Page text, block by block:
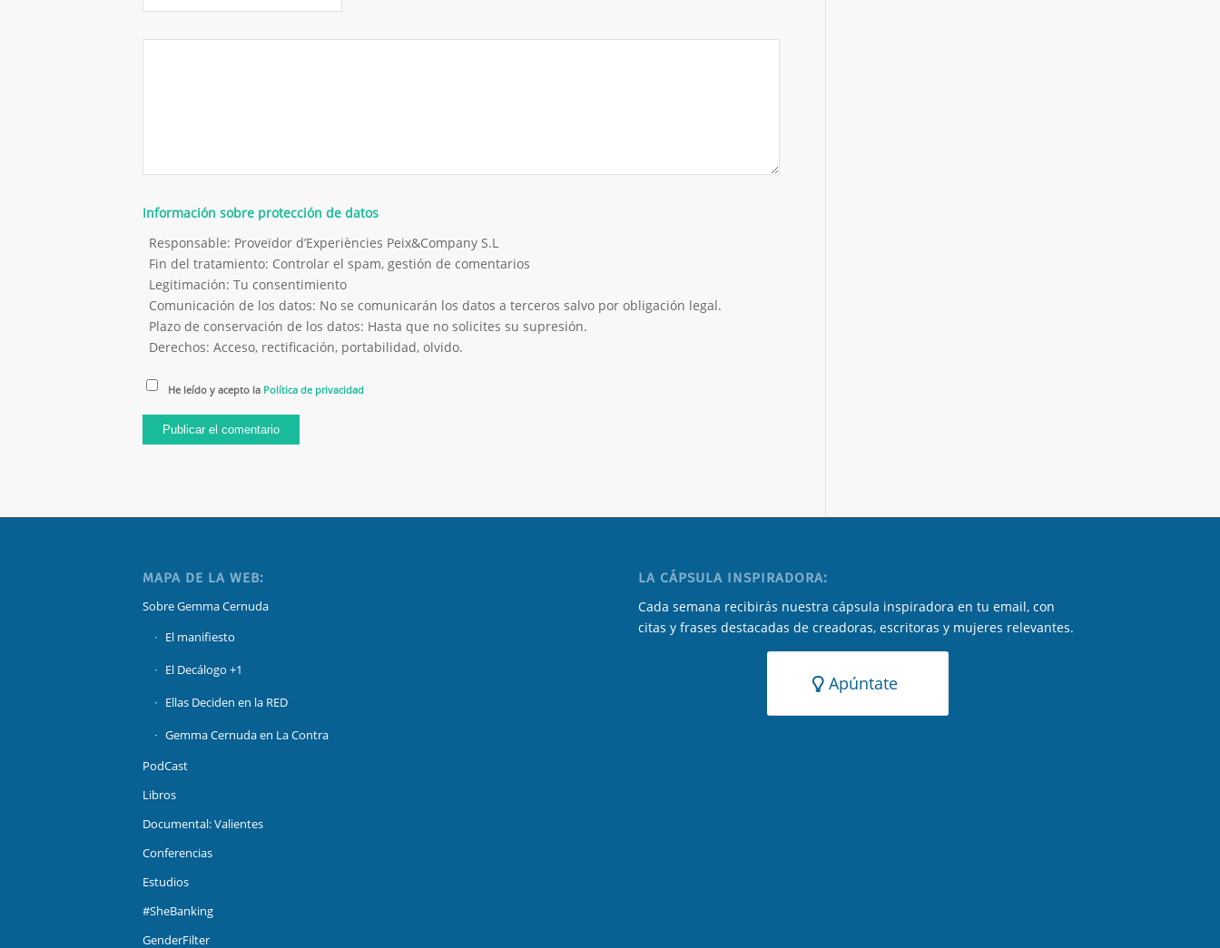
Información sobre protección de datos
Responsable: Proveïdor d’Experiències Peix&Company S.L
Fin del tratamiento: Controlar el spam, gestión de comentarios
Legitimación: Tu consentimiento
Comunicación de los datos: No se comunicarán los datos a terceros salvo por obligación legal.
Plazo de conservación de los datos: Hasta que no solicites su supresión.
Derechos: Acceso, rectificación, portabilidad, olvido.
He leído y acepto la Política de privacidad
MAPA DE LA WEB:
Sobre Gemma Cernuda
El manifiesto
El Decálogo +1
Ellas Deciden en la RED
Gemma Cernuda en La Contra
PodCast
Libros
Documental: Valientes
Conferencias
Estudios
#SheBanking
GenderFilter
LA CÁPSULA INSPIRADORA:
Cada semana recibirás nuestra cápsula inspiradora en tu email, con
citas y frases destacadas de creadoras, escritoras y mujeres relevantes.
Apúntate